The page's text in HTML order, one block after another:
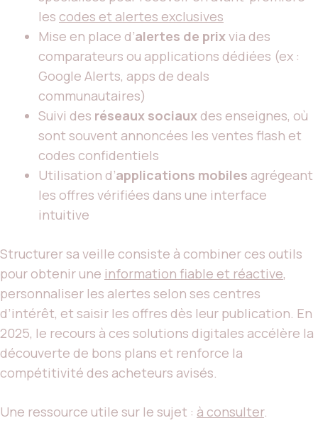
les codes et alertes exclusives
Mise en place d’alertes de prixvia des
comparateurs ou applications dédiées (ex :
Google Alerts, apps de deals
communautaires)
Suivi des réseaux sociaux des enseignes, où
sont souvent annoncées les ventes flash et
codes confidentiels
Utilisation d’applications mobiles agrégeant
les offres vérifiées dans une interface
intuitive
Structurer sa veille consiste à combiner ces outils
pour obtenir une information fiable et réactive,
personnaliser les alertes selon ses centres
d’intérêt, et saisir les offres dès leur publication. En
2025, le recours à ces solutions digitales accélère la
découverte de bons plans et renforce la
compétitivité des acheteurs avisés.
Une ressource utile sur le sujet : à consulter.